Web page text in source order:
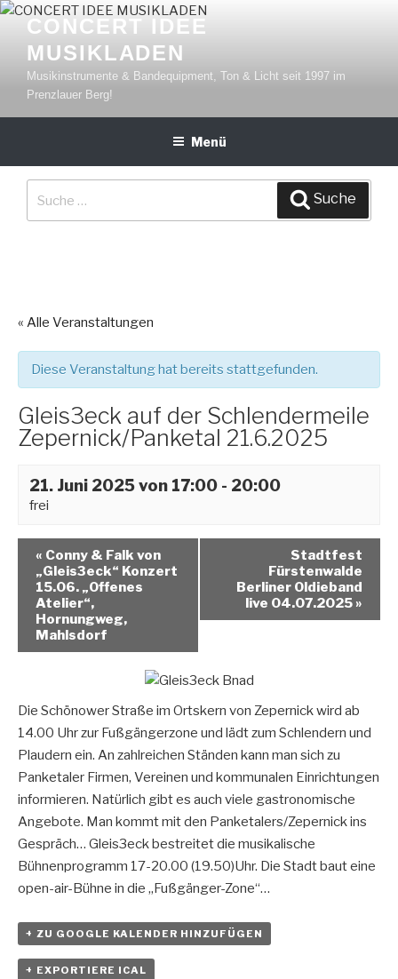
Zum
Inhalt
springen
CONCERT IDEE
MUSIKLADEN
Musikinstrumente & Bandequipment, Ton & Licht seit 1997 im
Prenzlauer Berg!
Menü
Suche
« Alle Veranstaltungen
Diese Veranstaltung hat bereits stattgefunden.
Gleis3eck auf der Schlendermeile
Zepernick/Panketal 21.6.2025
21. Juni 2025 von 17:00 - 20:00
frei
« Conny & Falk von
„Gleis3eck“ Konzert
15.06. „Offenes
Atelier“,
Hornungweg,
Mahlsdorf
Stadtfest
Fürstenwalde
Berliner Oldieband
live 04.07.2025 »
Die Schönower Straße im Ortskern von Zepernick wird ab
14.00 Uhr zur Fußgängerzone und lädt zum Schlendern und
Plaudern ein. An zahlreichen Ständen kann man sich zu
Panketaler Firmen, Vereinen und kommunalen Einrichtungen
informieren. Natürlich gibt es auch viele gastronomische
Angebote. Man kommt mit den Panketalers/Zepernick ins
Gespräch… Gleis3eck bestreitet die musikalische
Bühnenprogramm 17-20.00 (19.50)Uhr. Die Stadt baut eine
open-air-Bühne in die „Fußgänger-Zone“…
+ ZU GOOGLE KALENDER HINZUFÜGEN
+ EXPORTIERE ICAL